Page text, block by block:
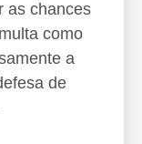
as chances
como
a
de